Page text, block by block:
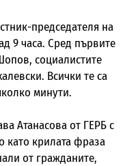
председателя на
9 часа. Сред първите
социалистите
Всички те са
минути.
Атанасова от ГЕРБ с
като крилата фраза
от гражданите,